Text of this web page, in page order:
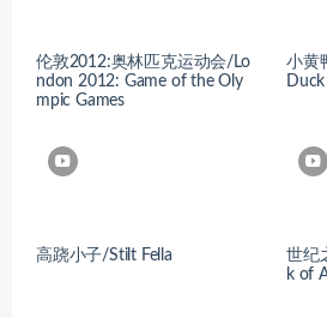
伦敦2012:奥林匹克运动会/Lo
ndon 2012: Game of the Oly
mpic Games
小黄
高跷小子/Stilt Fella
世纪
k of